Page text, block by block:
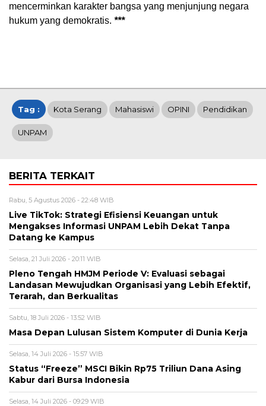
mencerminkan karakter bangsa yang menjunjung negara
hukum yang demokratis. ***
Tag : Kota Serang Mahasiswi OPINI Pendidikan
UNPAM
BERITA TERKAIT
Rabu, 5 Agustus 2026 - 22:48 WIB
Live TikTok: Strategi Efisiensi Keuangan untuk
Mengakses Informasi UNPAM Lebih Dekat Tanpa
Datang ke Kampus
Selasa, 21 Juli 2026 - 20:11 WIB
Pleno Tengah HMJM Periode V: Evaluasi sebagai
Landasan Mewujudkan Organisasi yang Lebih Efektif,
Terarah, dan Berkualitas
Sabtu, 18 Juli 2026 - 13:52 WIB
Masa Depan Lulusan Sistem Komputer di Dunia Kerja
Selasa, 14 Juli 2026 - 15:57 WIB
Status “Freeze” MSCI Bikin Rp75 Triliun Dana Asing
Kabur dari Bursa Indonesia
Selasa, 14 Juli 2026 - 09:29 WIB